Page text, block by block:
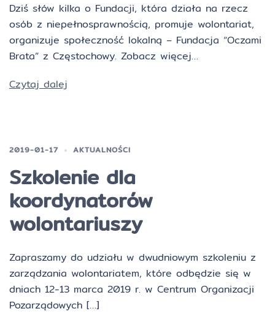
Dziś słów kilka o Fundacji, która działa na rzecz
osób z niepełnosprawnością, promuje wolontariat,
organizuje społeczność lokalną – Fundacja “Oczami
Brata” z Częstochowy. Zobacz więcej…
Czytaj dalej
2019-01-17 AKTUALNOŚCI
Szkolenie dla
koordynatorów
wolontariuszy
Zapraszamy do udziału w dwudniowym szkoleniu z
zarządzania wolontariatem, które odbędzie się w
dniach 12-13 marca 2019 r. w Centrum Organizacji
Pozarządowych […]